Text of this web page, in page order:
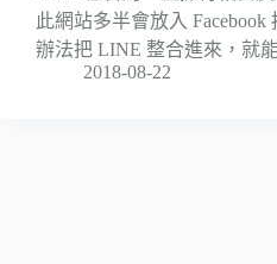
此網站多半會放入 Facebook
辦法把 LINE 整合進來，就
2018-08-22